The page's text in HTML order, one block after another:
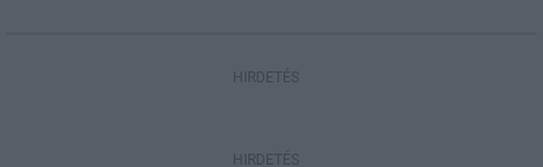
HIRDETÉS
HIRDETÉS